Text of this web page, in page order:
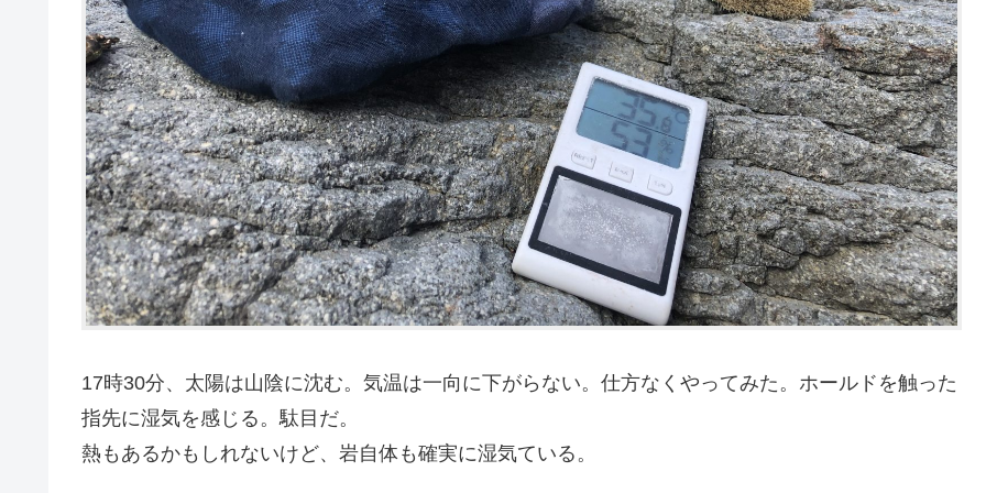
17時30分、太陽は山陰に沈む。気温は一向に下がらない。仕方なくやってみた。ホールドを触った
指先に湿気を感じる。駄目だ。
熱もあるかもしれないけど、岩自体も確実に湿気ている。